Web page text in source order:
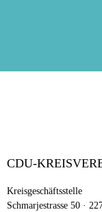
CDU-
Kreisgeschäftsstelle
Schmarjestrasse 50 ·